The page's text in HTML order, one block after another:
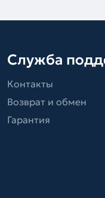
Служба
Контакты
Возврат и обмен
Гарантия